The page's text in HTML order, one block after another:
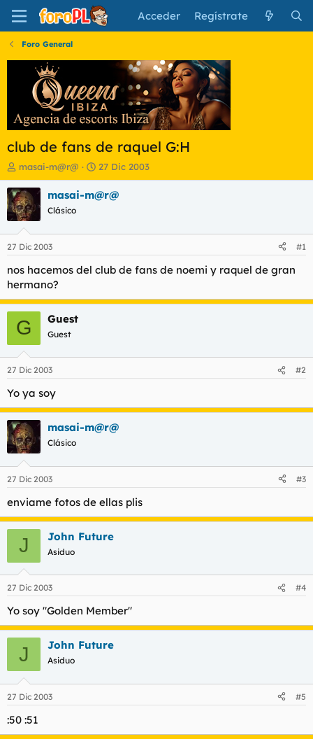
Acceder Regístrate
Foro General
club de fans de raquel G:H
I
n
i
c
i
a
d
o
r
e
l
e
a
masai-m@r@
F
e
c
h
i
n
i
27 Dic 2003
masai-m@r@
Clásico
27 Dic 2003 #1
nos hacemos del club de fans de noemi y raquel de gran
hermano?
G Guest
Guest
27 Dic 2003 #2
Yo ya soy
masai-m@r@
Clásico
27 Dic 2003 #3
enviame fotos de ellas plis
J John Future
Asiduo
27 Dic 2003 #4
Yo soy "Golden Member"
J John Future
Asiduo
27 Dic 2003 #5
:50 :51